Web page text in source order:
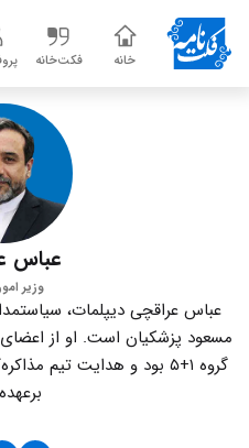
خانه فکت‌خانه
عباس
وزیر
عباس عراقچی دیپلمات،
مسعود پزشکیان است. او از اعضای
گروه ۱+۵ بود و هدایت تیم